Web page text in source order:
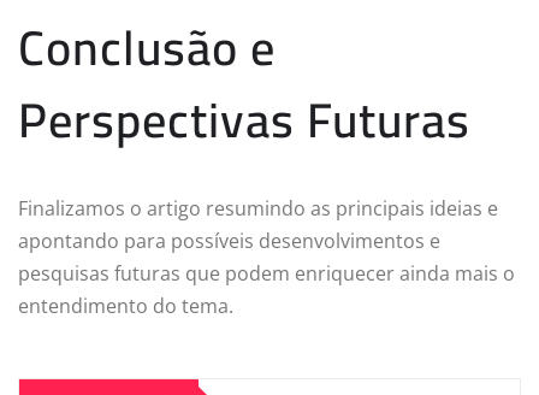
Conclusão e
Perspectivas Futuras
Finalizamos o artigo resumindo as principais ideias e
apontando para possíveis desenvolvimentos e
pesquisas futuras que podem enriquecer ainda mais o
entendimento do tema.